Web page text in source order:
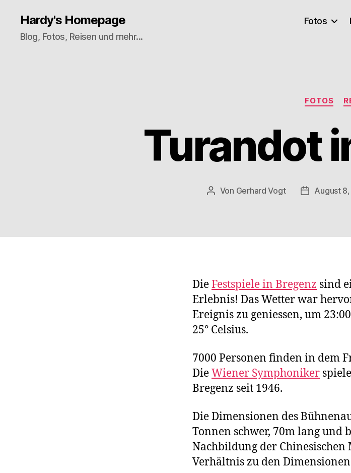
Hardy's Homepage
Blog, Fotos, Reisen und mehr...
Fotos
FOTOS
Turandot
Beitragsautor
Von Gerhard Vogt August
DieFestspiele in Bregenz sind
Erlebnis! Das Wetter war
Ereignis zu geniessen, um
25° Celsius.
7000 Personen finden in dem
DieWiener Symphoniker
Bregenz seit 1946.
Die Dimensionen des
Tonnen schwer, 70m lang und
Nachbildung der
Verhältnis zu den